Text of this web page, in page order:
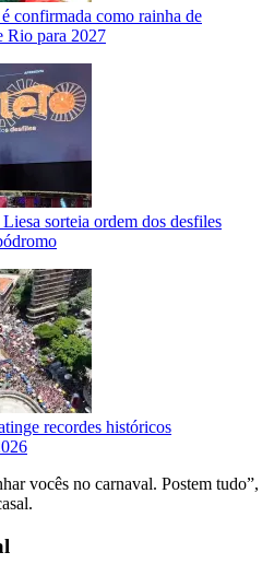
confirmada como rainha de
Rio para 2027
sorteia ordem dos desfiles
recordes históricos
vocês no carnaval. Postem tudo”,